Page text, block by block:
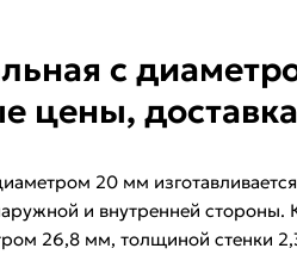
с
цены,
20 мм
и внутренней
26,8 мм, толщиной стенки